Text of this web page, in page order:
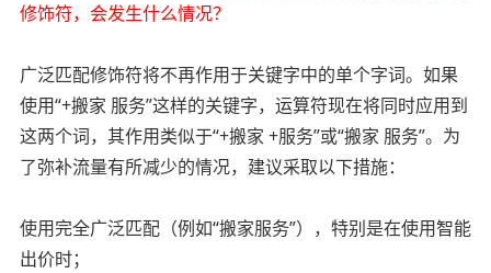
修饰符，会发生什么情况？
广泛匹配修饰符将不再作用于关键字中的单个字词。如果
使用“+搬家 服务”这样的关键字，运算符现在将同时应用到
这两个词，其作用类似于“+搬家 +服务”或“搬家 服务”。为
了弥补流量有所减少的情况，建议采取以下措施：
使用完全广泛匹配（例如“搬家服务”），特别是在使用智能
出价时；